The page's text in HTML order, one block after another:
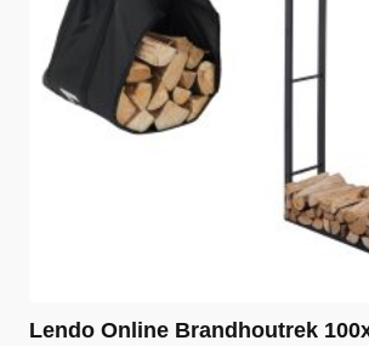
Lendo Online Brandhoutrek